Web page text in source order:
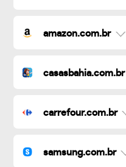
amazon.com.br
casasbahia.com.br
carrefour.com.br
samsung.com.br